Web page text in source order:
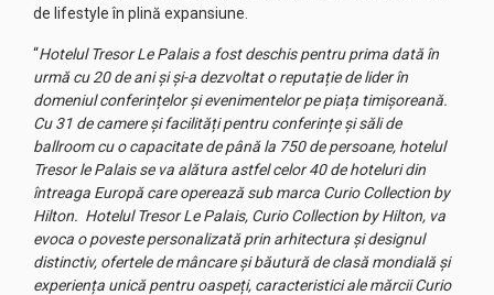
de lifestyle în plină expansiune.
“Hotelul Tresor Le Palais a fost deschis pentru prima dată în
urmă cu 20 de ani și și-a dezvoltat o reputație de lider în
domeniul conferințelor și evenimentelor pe piața timișoreană.
Cu 31 de camere și facilități pentru conferințe și săli de
ballroom cu o capacitate de până la 750 de persoane, hotelul
Tresor le Palais se va alătura astfel celor 40 de hoteluri din
întreaga Europă care operează sub marca Curio Collection by
Hilton. Hotelul Tresor Le Palais, Curio Collection by Hilton, va
evoca o poveste personalizată prin arhitectura și designul
distinctiv, ofertele de mâncare și băutură de clasă mondială și
experiența unică pentru oaspeți, caracteristici ale mărcii Curio